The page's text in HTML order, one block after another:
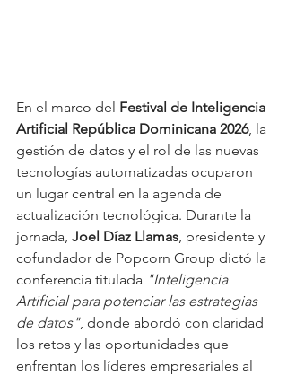
En el marco del Festival de Inteligencia
Artificial República Dominicana 2026, la
gestión de datos y el rol de las nuevas
tecnologías automatizadas ocuparon
un lugar central en la agenda de
actualización tecnológica. Durante la
jornada, Joel Díaz Llamas, presidente y
cofundador de Popcorn Group dictó la
conferencia titulada "Inteligencia
Artificial para potenciar las estrategias
de datos", donde abordó con claridad
los retos y las oportunidades que
enfrentan los líderes empresariales al